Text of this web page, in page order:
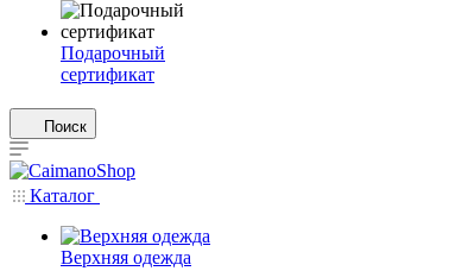
Подарочный
сертификат
Поиск
Каталог
Верхняя одежда